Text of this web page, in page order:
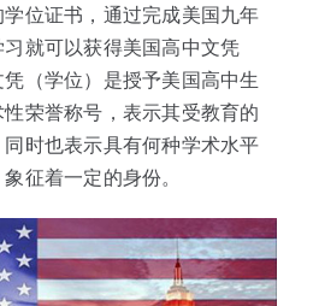
位证书，通过完成美国九年
就可以获得美国高中文凭
凭（学位）是授予美国高中生
荣誉称号，表示其受教育的
时也表示具有何种学术水平
征着一定的身份。